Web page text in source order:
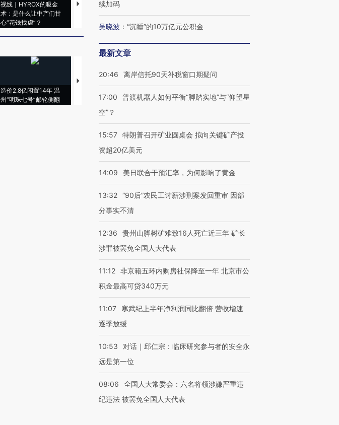
视线｜HYROX的吸金
术：是什么让中产们甘
心“花钱找虐”？
马航飞行员跨国走私7万
粒摇头丸 尿检体内含3种
度Z世代 用街头抗争将教
育部长拱下台
机”？难民潮撕裂西班牙
造价2.8亿闲置14年 温
州“明珠七号”邮轮侧翻
特朗普出席葬礼疑似打瞌
者“堕落的白痴”
阿根廷3-0阿尔及利亚
猛犸象化石接连露出
续加码
吴晓波 ： “沉睡”的10万亿元公积金
最新文章
20:46 离岸信托90天补税窗口期疑问
17:00
普渡机器人如何平衡“脚踏实地”与“仰望星
空”？
15:57 特朗普召开矿业圆桌会 拟向关键矿产投
资超20亿美元
14:09 美日联合干预汇率，为何影响了黄金
13:32 “90后”农民工讨薪涉刑案发回重审 因部
分事实不清
12:36
贵州山脚树矿难致16人死亡近三年 矿长
涉罪被罢免全国人大代表
11:12 非京籍五环内购房社保降至一年 北京市公
积金最高可贷340万元
11:07
寒武纪上半年净利润同比翻倍 营收增速
逐季放缓
10:53
对话｜邱仁宗：临床研究参与者的安全永
远是第一位
08:06
全国人大常委会：六名将领涉嫌严重违
纪违法 被罢免全国人大代表